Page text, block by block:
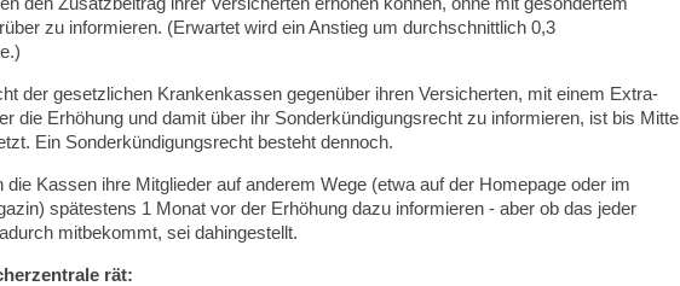
zu informieren. (Erwartet wird ein Anstieg um durchschnittlich 0,3
der gesetzlichen Krankenkassen gegenüber ihren Versicherten, mit einem Extra-
die Erhöhung und damit über ihr Sonderkündigungsrecht zu informieren, ist bis Mitte
Ein Sonderkündigungsrecht besteht dennoch.
die Kassen ihre Mitglieder auf anderem Wege (etwa auf der Homepage oder im
spätestens 1 Monat vor der Erhöhung dazu informieren - aber ob das jeder
mitbekommt, sei dahingestellt.
rät: